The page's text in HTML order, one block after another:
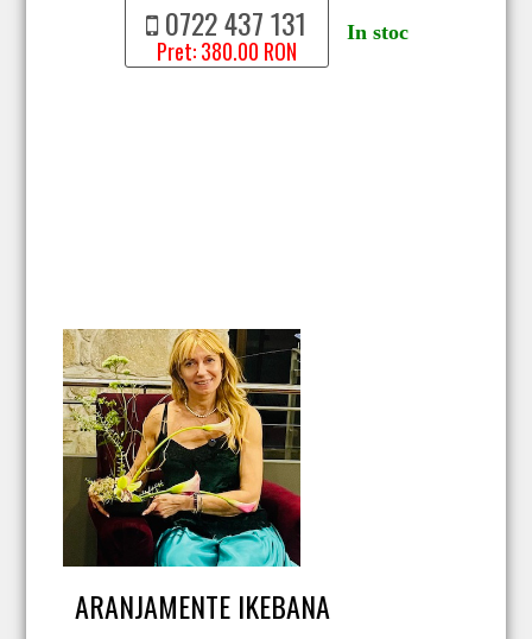
0722 437 131
Pret: 380.00 RON
In stoc
ARANJAMENTE IKEBANA